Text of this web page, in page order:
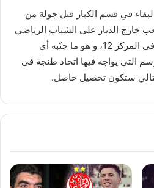
في قسم الكبار قبل جولة من
خارج الديار على الشباب الرياضي
السوالم، إذ وصل للنقطة 33 في المركز 12، و هو ما جنّبه أي
التي يواجه فيها اتحاد طنجة في
ستكون تحصيل حاصل.